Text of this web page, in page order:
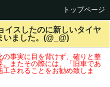
トップページ
イスしたのに新しいタイヤ
いました。(@_@)
の事実に目を背けず、確りと整
またその際には、「旧車であ
されることをお勧め致しま